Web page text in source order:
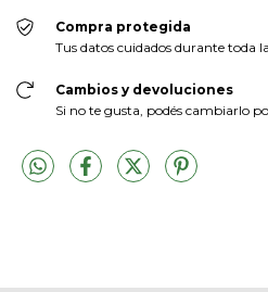
Compra protegida
Tus datos cuidados durante toda
Cambios y devoluciones
Si no te gusta, podés cambiarlo